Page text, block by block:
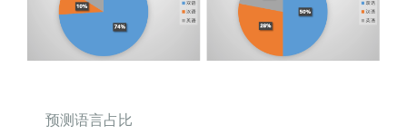
预测语言占比